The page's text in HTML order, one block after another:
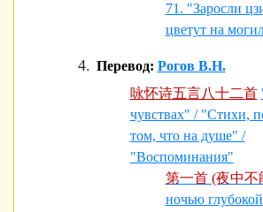
71. "Заросли
цветут на
Перевод: Рогов В.Н.
咏怀诗五言八十二首
чувствах" / "Стихи,
том, что на душе" /
"Воспоминания"
第一首 (夜中不
ночью